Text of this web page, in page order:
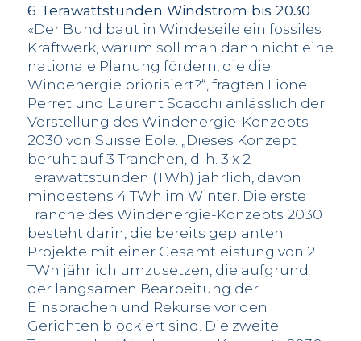
6 Terawattstunden Windstrom bis 2030
«Der Bund baut in Windeseile ein fossiles
Kraftwerk, warum soll man dann nicht eine
nationale Planung fördern, die die
Windenergie priorisiert?“, fragten Lionel
Perret und Laurent Scacchi anlässlich der
Vorstellung des Windenergie-Konzepts
2030 von Suisse Eole. „Dieses Konzept
beruht auf 3 Tranchen, d. h. 3 x 2
Terawattstunden (TWh) jährlich, davon
mindestens 4 TWh im Winter. Die erste
Tranche des Windenergie-Konzepts 2030
besteht darin, die bereits geplanten
Projekte mit einer Gesamtleistung von 2
TWh jährlich umzusetzen, die aufgrund
der langsamen Bearbeitung der
Einsprachen und Rekurse vor den
Gerichten blockiert sind. Die zweite